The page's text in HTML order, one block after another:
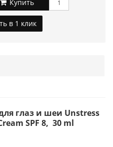
Купить
в 1 клик
глаз и шеи Unstress
SPF 8, 30 ml